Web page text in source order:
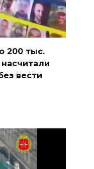
200 тыс.
вести